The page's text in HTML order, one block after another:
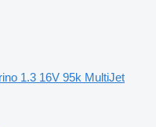
1.3 16V 95k MultiJet